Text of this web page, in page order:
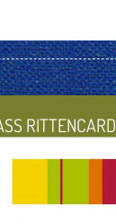
RITTENCARD